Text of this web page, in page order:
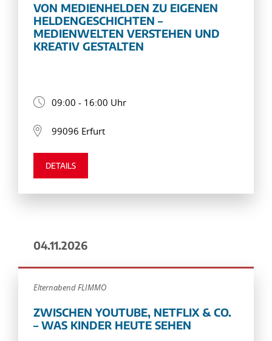
VON MEDIENHELDEN ZU EIGENEN
HELDENGESCHICHTEN –
MEDIENWELTEN VERSTEHEN UND
KREATIV GESTALTEN
09:00 - 16:00 Uhr
99096 Erfurt
DETAILS
04.11.2026
Elternabend FLIMMO
ZWISCHEN YOUTUBE, NETFLIX & CO.
– WAS KINDER HEUTE SEHEN